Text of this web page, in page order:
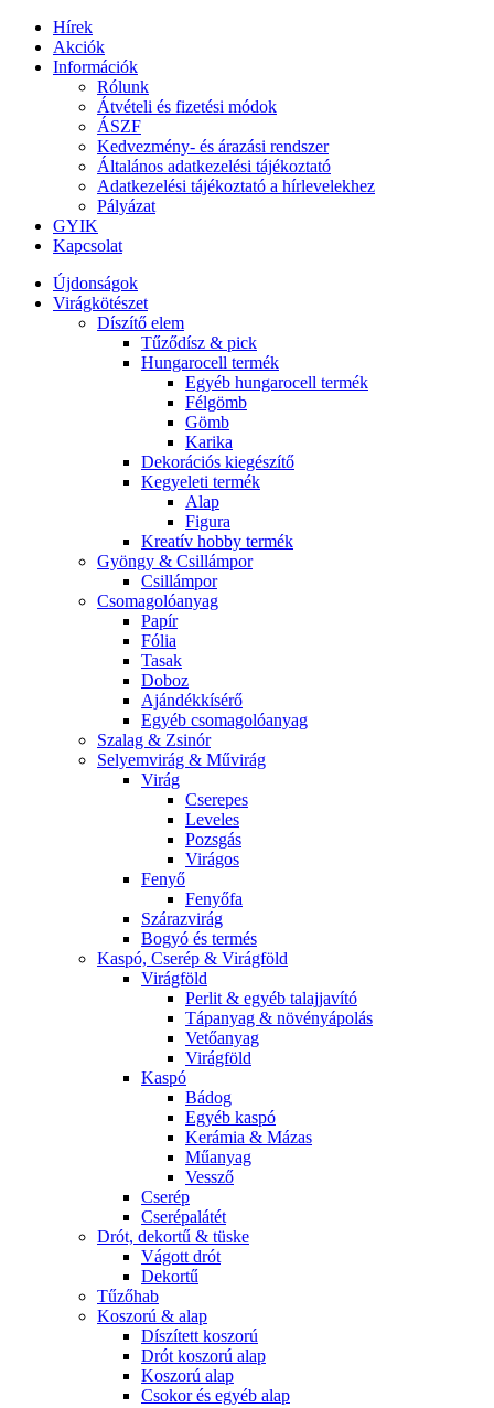
Hírek
Akciók
Információk
Rólunk
Átvételi és fizetési módok
ÁSZF
Kedvezmény- és árazási rendszer
Általános adatkezelési tájékoztató
Adatkezelési tájékoztató a hírlevelekhez
Pályázat
GYIK
Kapcsolat
Újdonságok
Virágkötészet
Díszítő elem
Tűződísz & pick
Hungarocell termék
Egyéb hungarocell termék
Félgömb
Gömb
Karika
Dekorációs kiegészítő
Kegyeleti termék
Alap
Figura
Kreatív hobby termék
Gyöngy & Csillámpor
Csillámpor
Csomagolóanyag
Papír
Fólia
Tasak
Doboz
Ajándékkísérő
Egyéb csomagolóanyag
Szalag & Zsinór
Selyemvirág & Művirág
Virág
Cserepes
Leveles
Pozsgás
Virágos
Fenyő
Fenyőfa
Szárazvirág
Bogyó és termés
Kaspó, Cserép & Virágföld
Virágföld
Perlit & egyéb talajjavító
Tápanyag & növényápolás
Vetőanyag
Virágföld
Kaspó
Bádog
Egyéb kaspó
Kerámia & Mázas
Műanyag
Vessző
Cserép
Cserépalátét
Drót, dekortű & tüske
Vágott drót
Dekortű
Tűzőhab
Koszorú & alap
Díszített koszorú
Drót koszorú alap
Koszorú alap
Csokor és egyéb alap